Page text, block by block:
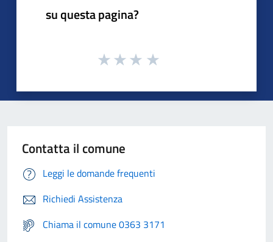
su questa pagina?
Contatta il comune
Leggi le domande frequenti
Richiedi Assistenza
Chiama il comune 0363 3171